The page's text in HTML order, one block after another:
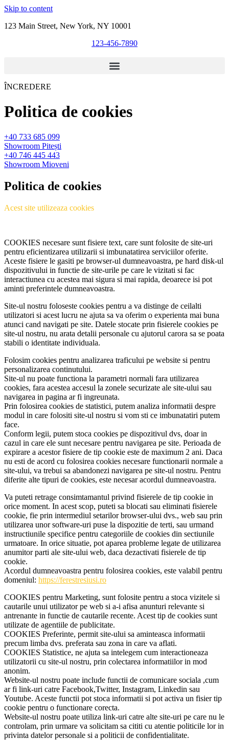
Skip to content
123 Main Street, New York, NY 10001
123-456-7890
ÎNCREDERE
Politica de cookies
+40 733 685 099
Showroom Pitești
+40 746 445 443
Showroom Mioveni
Politica de cookies
Acest site utilizeaza cookies
COOKIES necesare sunt fisiere text, care sunt folosite de site-uri
pentru eficientizarea utilizarii si imbunatatirea serviciilor oferite.
Aceste fisiere le gasiti pe browser-ul dumneavoastra, pe hard disk-ul
dispozitivului in functie de site-urile pe care le vizitati si fac
interactiunea cu acestea mai sigura si mai rapida, deoarece isi pot
aminti preferintele dumneavoastra.
Site-ul nostru foloseste cookies pentru a va distinge de ceilalti
utilizatori si acest lucru ne ajuta sa va oferim o experienta mai buna
atunci cand navigati pe site. Datele stocate prin fisierele cookies pe
site-ul nostru, nu arata detalii personale cu ajutorul carora sa se poata
stabili o identitate individuala.
Folosim cookies pentru analizarea traficului pe website si pentru
personalizarea continutului.
Site-ul nu poate functiona la parametri normali fara utilizarea
cookies, fara acestea accesul la zonele securizate ale site-ului sau
navigarea in pagina ar fi ingreunata.
Prin folosirea cookies de statistici, putem analiza informatii despre
modul in care folositi site-ul nostru si vom sti ce imbunatatiri putem
face.
Conform legii, putem stoca cookies pe dispozitivul dvs, doar in
cazul in care ele sunt necesare pentru navigarea pe site. Perioada de
expirare a acestor fisiere de tip cookie este de maximum 2 ani. Daca
nu esti de acord cu folosirea cookies necesare functionarii normale a
site-ului, va trebui sa abandonezi navigarea pe site-ul nostru. Pentru
diferite alte tipuri de cookies, este necesar acordul dumneavoastra.
Va puteti retrage consimtamantul privind fisierele de tip cookie in
orice moment. In acest scop, puteti sa blocati sau eliminati fisierele
cookie, fie prin intermediul setarilor browser-ului dvs., web sau prin
utilizarea unor software-uri puse la dispozitie de terti, sau urmand
instructiunile specifice pentru categoriile de cookies din sectiunile
urmatoare. In orice situatie, pot aparea probleme legate de utilizarea
anumitor parti ale site-ului web, daca dezactivati fisierele de tip
cookie.
Acordul dumneavoastra pentru folosirea cookies, este valabil pentru
domeniul: https://ferestresiusi.ro
COOKIES pentru Marketing, sunt folosite pentru a stoca vizitele si
cautarile unui utilizator pe web si a-i afisa anunturi relevante si
antrenante in functie de cautarile recente. Acest tip de cookies sunt
utilizate de agentiile de publicitate.
COOKIES Preferinte, permit site-ului sa aminteasca informatii
precum limba dvs. preferata sau zona in care va aflati.
COOKIES Statistice, ne ajuta sa intelegem cum interactioneaza
utilizatorii cu site-ul nostru, prin colectarea informatiilor in mod
anonim.
Website-ul nostru poate include functii de comunicare sociala ,cum
ar fi link-uri catre Facebook,Twitter, Instagram, Linkedin sau
Youtube. Aceste functii pot stoca informatii si pot activa un fisier tip
cookie pentru o functionare corecta.
Website-ul nostru poate utiliza link-uri catre alte site-uri pe care nu le
controlam, prin urmare va solicitam sa cititi cu atentie politicile lor in
privinta datelor personale si a politicii de confidentialitate.